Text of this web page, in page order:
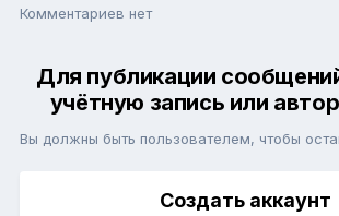
Комментариев нет
Для публикации
учётную запись или
Вы должны быть пользователем, чтобы
Создать аккаунт